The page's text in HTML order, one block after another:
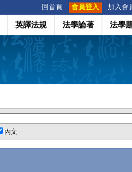
回首頁 會員登入 加入會
英譯法規 法學論著 法學
內文